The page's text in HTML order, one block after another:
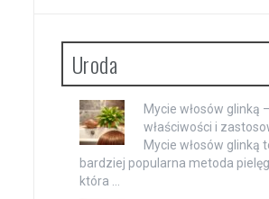
Uroda
Mycie włosów glinką
właściwości i
Mycie włosów glinką
bardziej popularna metoda
która …